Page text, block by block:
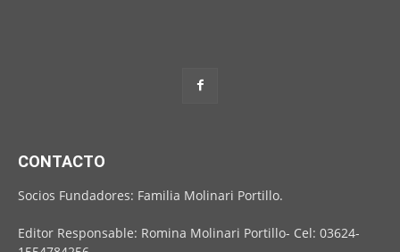
CONTACTO
Socios Fundadores: Familia Molinari Portillo.
Editor Responsable: Romina Molinari Portillo- Cel: 03624-